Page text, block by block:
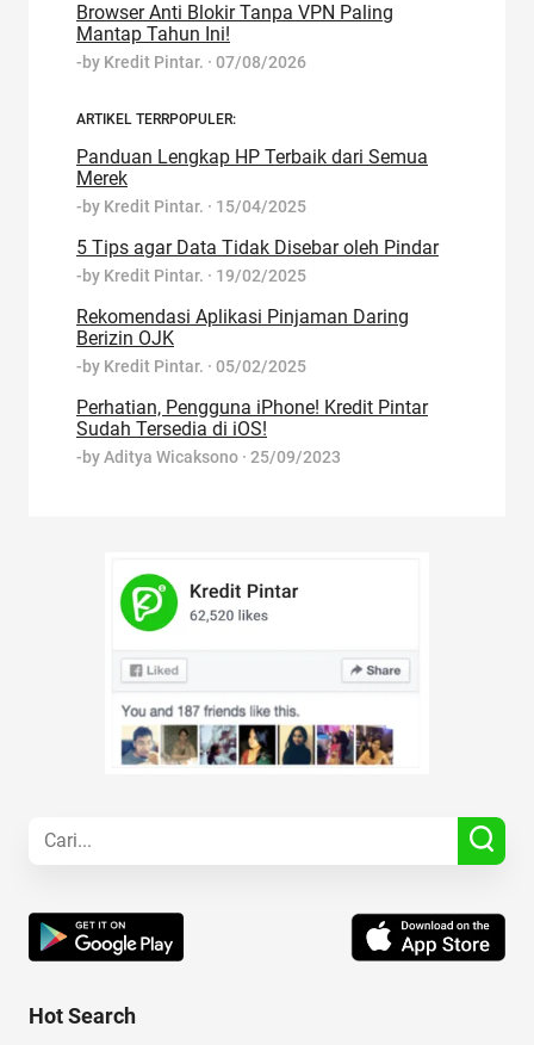
Browser Anti Blokir Tanpa VPN Paling
Mantap Tahun Ini!
-by Kredit Pintar. · 07/08/2026
ARTIKEL TERRPOPULER:
Panduan Lengkap HP Terbaik dari Semua
Merek
-by Kredit Pintar. · 15/04/2025
5 Tips agar Data Tidak Disebar oleh Pindar
-by Kredit Pintar. · 19/02/2025
Rekomendasi Aplikasi Pinjaman Daring
Berizin OJK
-by Kredit Pintar. · 05/02/2025
Perhatian, Pengguna iPhone! Kredit Pintar
Sudah Tersedia di iOS!
-byAditya Wicaksono · 25/09/2023
Hot Search